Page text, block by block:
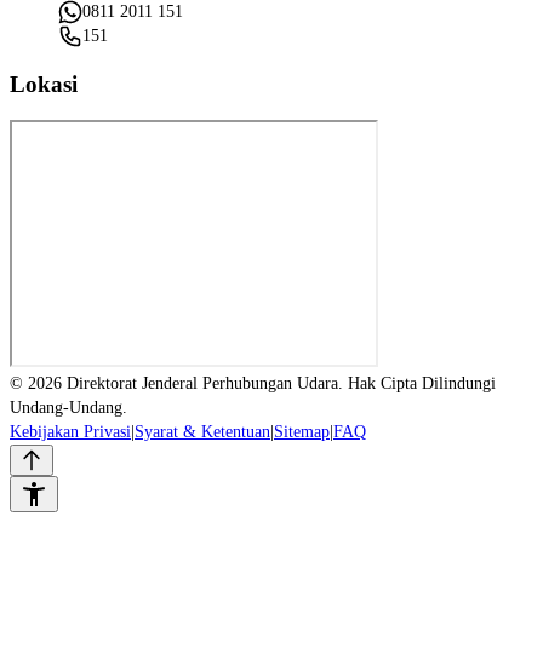
0811 2011 151
151
Lokasi
© 2026 Direktorat Jenderal Perhubungan Udara. Hak Cipta Dilindungi
Undang-Undang.
Kebijakan Privasi Syarat & Ketentuan Sitemap FAQ